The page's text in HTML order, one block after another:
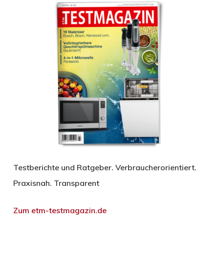
Testberichte und Ratgeber. Verbraucherorientiert.
Praxisnah. Transparent
Zum etm-testmagazin.de